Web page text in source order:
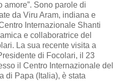
amore”. Sono parole di
da Viru Aram, indiana e
Internazionale Shanti
e collaboratrice del
La sua recente visita a
di Focolari, il 23
il Centro Internazionale del
di Papa (Italia), è stata